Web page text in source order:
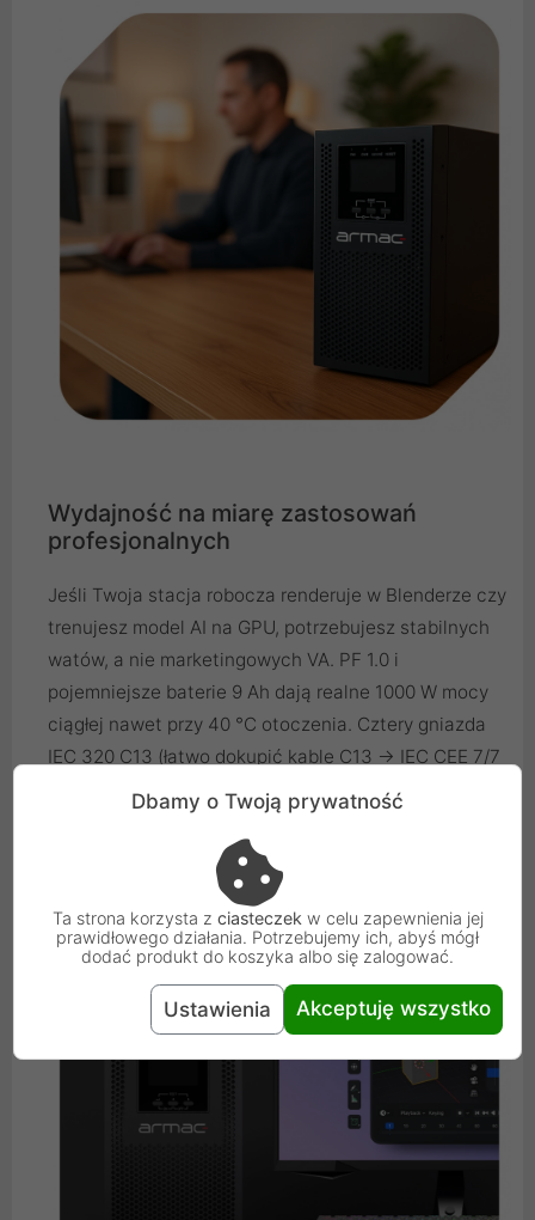
Wydajność na miarę zastosowań
profesjonalnych
Jeśli Twoja stacja robocza renderuje w Blenderze czy
trenujesz model AI na GPU, potrzebujesz stabilnych
watów, a nie marketingowych VA. PF 1.0 i
pojemniejsze baterie 9 Ah dają realne 1000 W mocy
ciągłej nawet przy 40 °C otoczenia. Cztery gniazda
IEC 320 C13 (łatwo dokupić kable C13 → IEC CEE 7/7
czy C13 → C19) umożliwiają ochronę serwera,
storage'u, switcha i monitora równocześnie. Całość
zamknięto w sztywnej, metalowej obudowie tower,
która wytrzyma codzienne przestawianie w biurze.
Dbamy o Twoją prywatność
Ta strona korzysta z ciasteczek w celu zapewnienia jej
prawidłowego działania. Potrzebujemy ich, abyś mógł
dodać produkt do koszyka albo się zalogować.
Ustawienia Akceptuję wszystko